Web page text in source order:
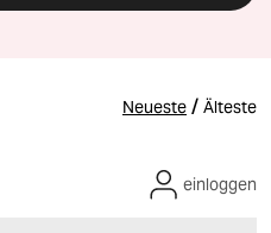
Neueste / Älteste
einloggen